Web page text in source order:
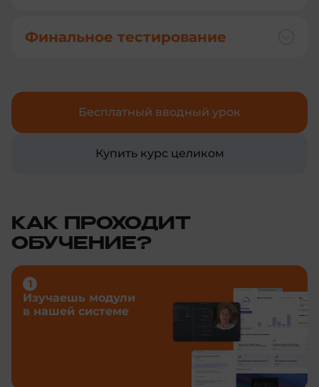
Финальное тестирование
Бесплатный вводный урок
Купить курс целиком
КАК ПРОХОДИТ
ОБУЧЕНИЕ?
Изучаешь модули
в нашей системе